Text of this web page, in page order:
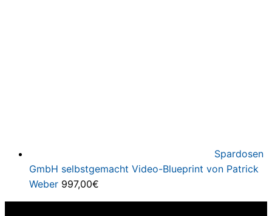
Spardosen
GmbH selbstgemacht Video-Blueprint von Patrick
Weber 997,00€